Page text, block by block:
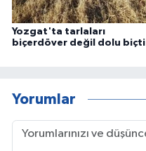
Yozgat'ta tarlaları
biçerdöver değil dolu biçti
Yorumlar